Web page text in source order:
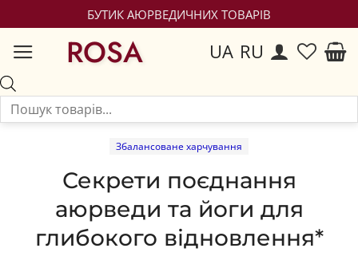
БУТИК АЮРВЕДИЧНИХ ТОВАРІВ
ROSA UA RU
Збалансоване харчування
Секрети поєднання
аюрведи та йоги для
глибокого відновлення*